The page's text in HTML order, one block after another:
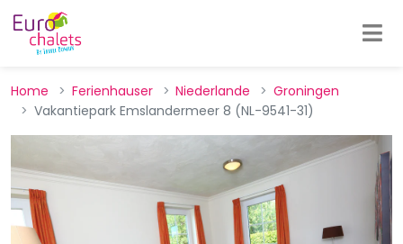
Home Ferienhauser Niederlande
Groningen
Vakantiepark Emslandermeer 8 (NL-9541-31)